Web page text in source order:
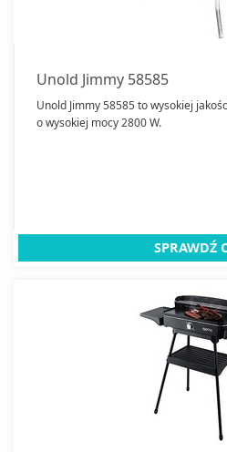
Unold Jimmy 58585
Unold Jimmy 58585 to wysokiej
o wysokiej mocy 2800 W.
SPRAWDŹ